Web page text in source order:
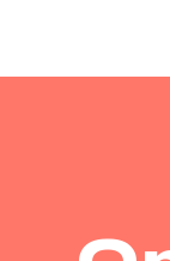
Skip to main